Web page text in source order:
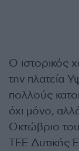
Ο ιστορικός
την πλατεία
πολλούς
όχι μόνο,
Οκτώβριο
ΤΕΕ Δυτικής